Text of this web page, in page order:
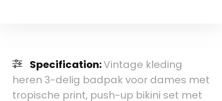
Specification:Vintage kleding
heren 3-delig badpak voor dames met
tropische print, push-up bikini set met